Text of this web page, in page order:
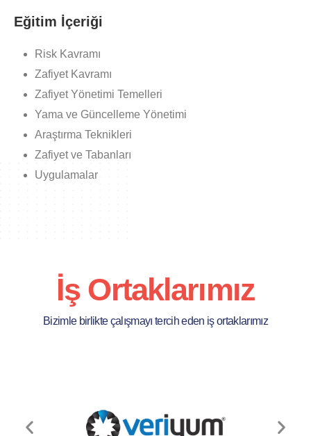
Eğitim İçeriği
Risk Kavramı
Zafiyet Kavramı
Zafiyet Yönetimi Temelleri
Yama ve Güncelleme Yönetimi
Araştırma Teknikleri
Zafiyet ve Tabanları
Uygulamalar
İş Ortaklarımız
Bizimle birlikte çalışmayı tercih eden iş ortaklarımız